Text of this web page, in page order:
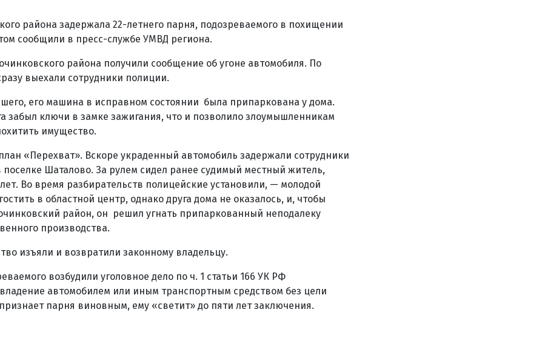
района задержала 22-летнего парня, подозреваемого в похищении
сообщили в пресс-службе УМВД региона.
района получили сообщение об угоне автомобиля. По
выехали сотрудники полиции.
его машина в исправном состоянии была припаркована у дома.
забыл ключи в замке зажигания, что и позволило злоумышленникам
имущество.
«Перехват». Вскоре украденный автомобиль задержали сотрудники
поселке Шаталово. За рулем сидел ранее судимый местный житель,
Во время разбирательств полицейские установили, — молодой
в областной центр, однако друга дома не оказалось, и, чтобы
район, он решил угнать припаркованный неподалеку
производства.
изъяли и возвратили законному владельцу.
возбудили уголовное дело по ч. 1 статьи 166 УК РФ
автомобилем или иным транспортным средством без цели
парня виновным, ему «светит» до пяти лет заключения.